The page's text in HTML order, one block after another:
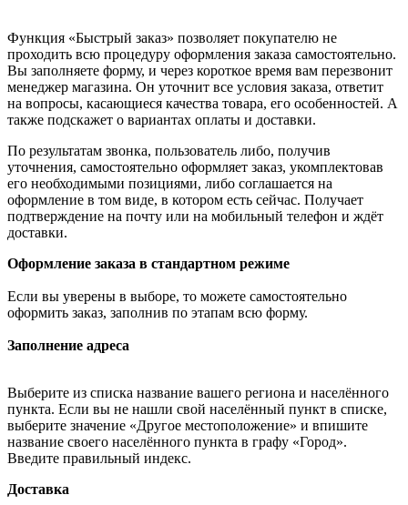
Функция «Быстрый заказ» позволяет покупателю не
проходить всю процедуру оформления заказа самостоятельно.
Вы заполняете форму, и через короткое время вам перезвонит
менеджер магазина. Он уточнит все условия заказа, ответит
на вопросы, касающиеся качества товара, его особенностей. А
также подскажет о вариантах оплаты и доставки.
По результатам звонка, пользователь либо, получив
уточнения, самостоятельно оформляет заказ, укомплектовав
его необходимыми позициями, либо соглашается на
оформление в том виде, в котором есть сейчас. Получает
подтверждение на почту или на мобильный телефон и ждёт
доставки.
Оформление заказа в стандартном режиме
Если вы уверены в выборе, то можете самостоятельно
оформить заказ, заполнив по этапам всю форму.
Заполнение адреса
Выберите из списка название вашего региона и населённого
пункта. Если вы не нашли свой населённый пункт в списке,
выберите значение «Другое местоположение» и впишите
название своего населённого пункта в графу «Город».
Введите правильный индекс.
Доставка